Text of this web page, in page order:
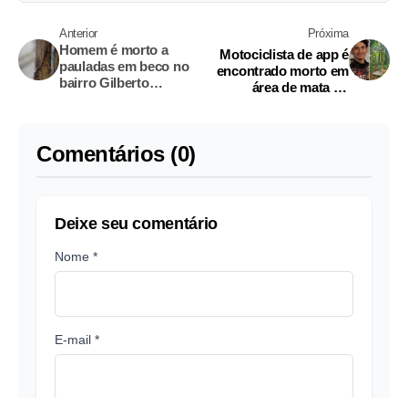
Anterior
Homem é morto a
pauladas em beco no
bairro Gilberto
Próxima
Motociclista de app é
encontrado morto em
área de mata no
Comentários (0)
Deixe seu comentário
Nome *
E-mail *